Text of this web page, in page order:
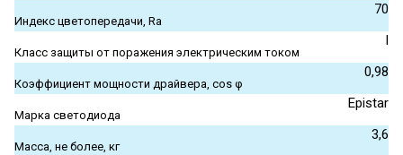
Индекс цветопередачи, Ra
70
Класс защиты от поражения электрическим током
I
Коэффициент мощности драйвера, cos φ
0,98
Марка светодиода
Epistar
Масса, не более, кг
3,6